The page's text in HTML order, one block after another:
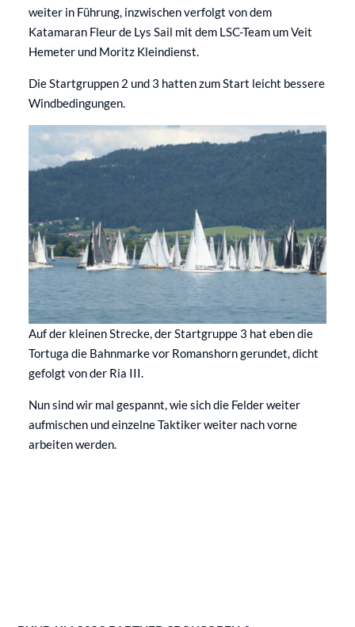
weiter in Führung, inzwischen verfolgt von dem
Katamaran Fleur de Lys Sail mit dem LSC-Team um Veit
Hemeter und Moritz Kleindienst.
Die Startgruppen 2 und 3 hatten zum Start leicht bessere
Windbedingungen.
Auf der kleinen Strecke, der Startgruppe 3 hat eben die
Tortuga die Bahnmarke vor Romanshorn gerundet, dicht
gefolgt von der Ria III.
Nun sind wir mal gespannt, wie sich die Felder weiter
aufmischen und einzelne Taktiker weiter nach vorne
arbeiten werden.